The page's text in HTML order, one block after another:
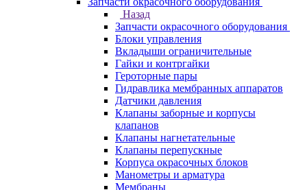
Назад
Запчасти окрасочного оборудования
Блоки управления
Вкладыши ограничительные
Гайки и контргайки
Героторные пары
Гидравлика мембранных аппаратов
Датчики давления
Клапаны заборные и корпусы
клапанов
Клапаны нагнетательные
Клапаны перепускные
Корпуса окрасочных блоков
Манометры и арматура
Мембраны